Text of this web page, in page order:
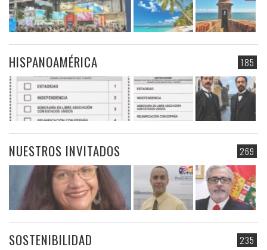
185
HISPANOAMÉRICA
269
NUESTROS INVITADOS
235
SOSTENIBILIDAD